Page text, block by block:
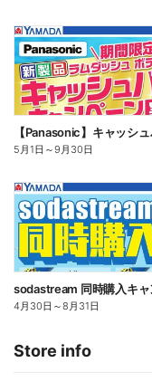
5月1日 ～9月30日
sodastream 同時購入キャ
4月30日 ～8月31日
Store info